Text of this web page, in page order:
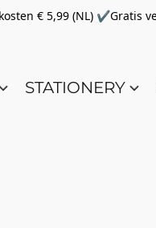
€ 5,99 (NL) ✔Gratis
STATIONERY